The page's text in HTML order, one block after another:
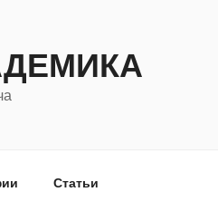
Статьи